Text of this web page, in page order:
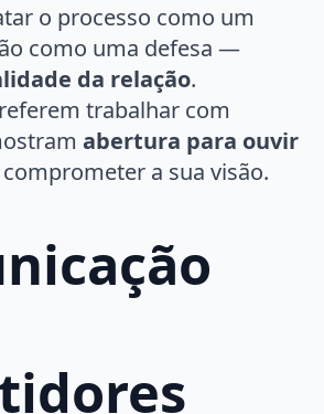
o processo como um
como uma defesa —
da relação.
trabalhar com
abertura para ouvir
a sua visão.